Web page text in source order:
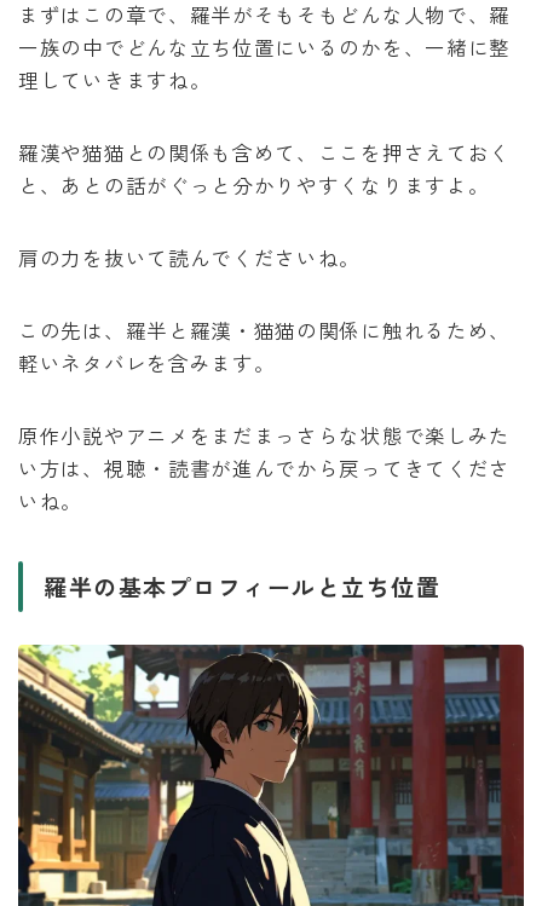
まずはこの章で、羅半がそもそもどんな人物で、羅
一族の中でどんな立ち位置にいるのかを、一緒に整
理していきますね。
羅漢や猫猫との関係も含めて、ここを押さえておく
と、あとの話がぐっと分かりやすくなりますよ。
肩の力を抜いて読んでくださいね。
この先は、羅半と羅漢・猫猫の関係に触れるため、
軽いネタバレを含みます。
原作小説やアニメをまだまっさらな状態で楽しみた
い方は、視聴・読書が進んでから戻ってきてくださ
いね。
羅半の基本プロフィールと立ち位置